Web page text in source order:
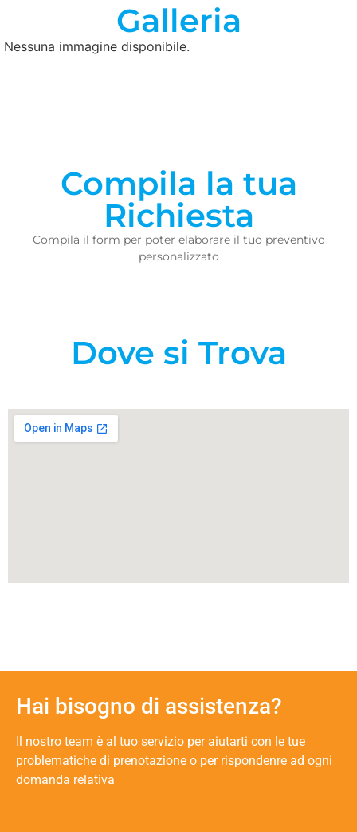
Galleria
Nessuna immagine disponibile.
Compila la tua
Richiesta
Compila il form per poter elaborare il tuo preventivo
personalizzato
Dove si Trova
Hai bisogno di assistenza?
Il nostro team è al tuo servizio per aiutarti con le tue
problematiche di prenotazione o per rispondenre ad ogni
domanda relativa